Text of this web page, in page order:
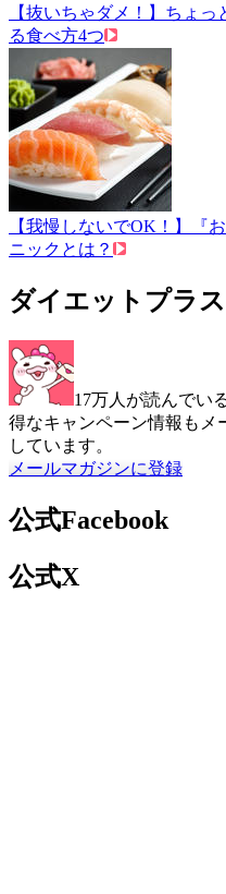
【抜いちゃダメ！】ちょ
る食べ方4つ
【我慢しないでOK！】『
ニックとは？
ダイエットプラ
17万人が読んでい
得なキャンペーン情報もメ
しています。
メールマガジンに登録
公式Facebook
公式X